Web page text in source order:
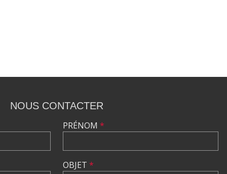
NOUS CONTACTER
PRÉNOM *
OBJET *